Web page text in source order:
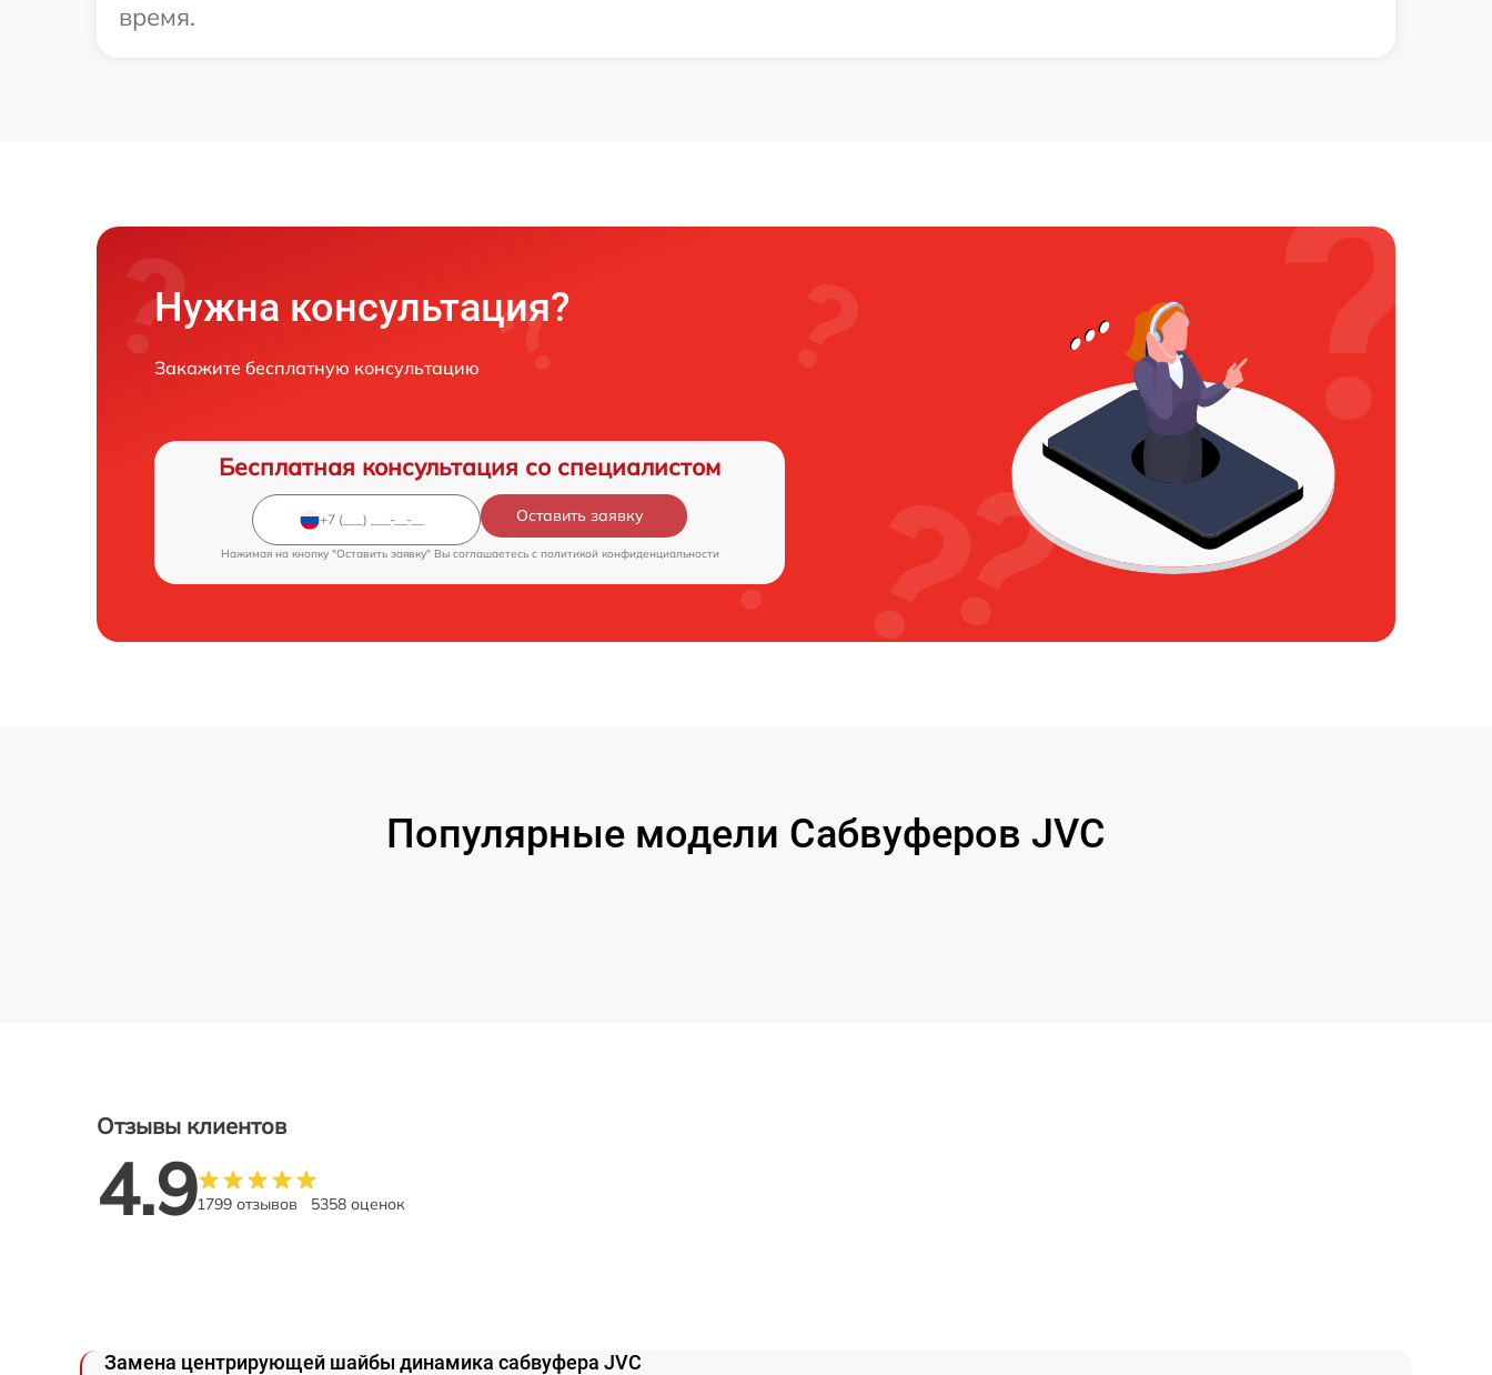
время.
Нужна консультация?
Закажите бесплатную консультацию
Бесплатная консультация со специалистом
Оставить заявку
Нажимая на кнопку "Оставить заявку" Вы соглашаетесь c политикой конфиденциальности
Популярные модели Сабвуферов JVC
Отзывы клиентов
4.91799 отзывов 5358 оценок
Замена центрирующей шайбы динамика сабвуфера JVC